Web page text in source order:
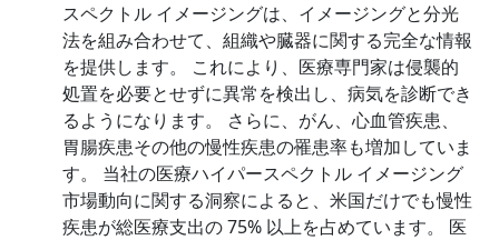
スペクトル イメージングは、イメージングと分光
法を組み合わせて、組織や臓器に関する完全な情報
を提供します。 これにより、医療専門家は侵襲的
処置を必要とせずに異常を検出し、病気を診断でき
るようになります。 さらに、がん、心血管疾患、
胃腸疾患その他の慢性疾患の罹患率も増加していま
す。 当社の医療ハイパースペクトル イメージング
市場動向に関する洞察によると、米国だけでも慢性
疾患が総医療支出の 75% 以上を占めています。 医